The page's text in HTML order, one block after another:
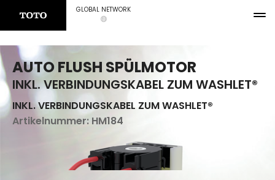
GLOBAL NETWORK
AUTO FLUSH SPÜLMOTOR
INKL. VERBINDUNGSKABEL ZUM WASHLET®
INKL. VERBINDUNGSKABEL ZUM WASHLET®
Artikelnummer: HM184